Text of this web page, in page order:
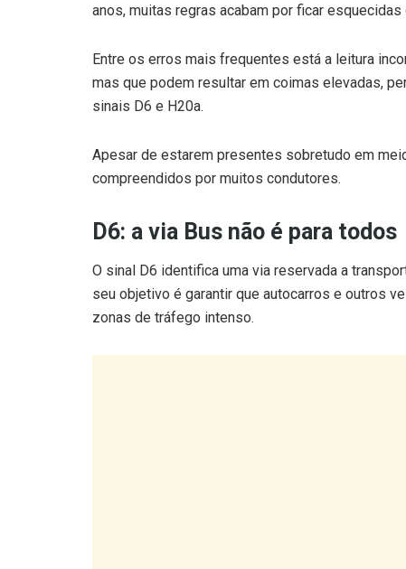
anos, muitas regras acabam por ficar esquecidas
Entre os erros mais frequentes está a leitura
mas que podem resultar em coimas elevadas,
sinais D6 e H20a.
Apesar de estarem presentes sobretudo em
compreendidos por muitos condutores.
D6: a via Bus não é para todos
O sinal D6 identifica uma via reservada a
seu objetivo é garantir que autocarros e outros
zonas de tráfego intenso.